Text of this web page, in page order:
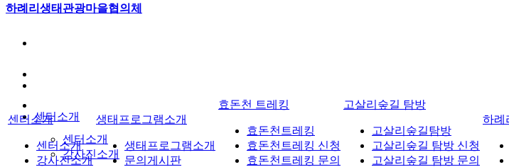
하례리생태관광마을협의체
센터소개
센터소개
강사진소개
센터소개
센터소개
강사진소개
생태프로그램소개
생태프로그램소개
문의게시판
효돈천 트레킹
효돈천트레킹
효돈천트레킹 신청
효돈천트레킹 문의
고살리숲길 탐방
고살리숲길탐방
고살리숲길 탐방 신청
고살리숲길 탐방 문의
하례